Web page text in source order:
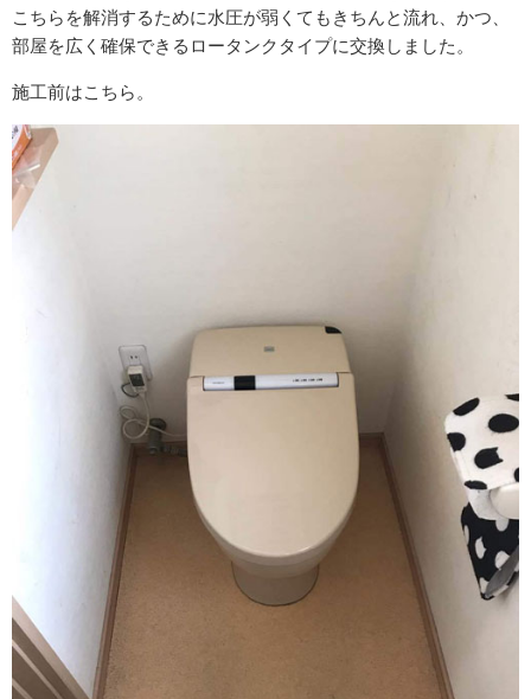
こちらを解消するために水圧が弱くてもきちんと流れ、かつ、
部屋を広く確保できるロータンクタイプに交換しました。
施工前はこちら。